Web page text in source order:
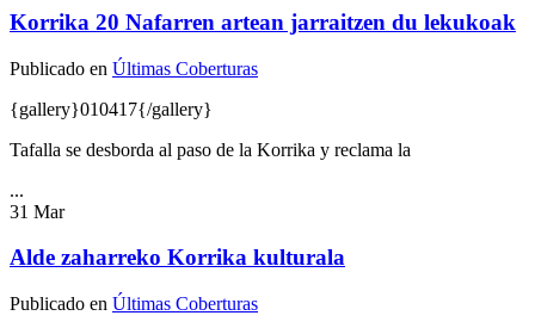
Korrika 20 Nafarren artean jarraitzen du lekukoak
Publicado en Últimas Coberturas
{gallery}010417{/gallery}
Tafalla se desborda al paso de la Korrika y reclama la
...
31 Mar
Alde zaharreko Korrika kulturala
Publicado en Últimas Coberturas